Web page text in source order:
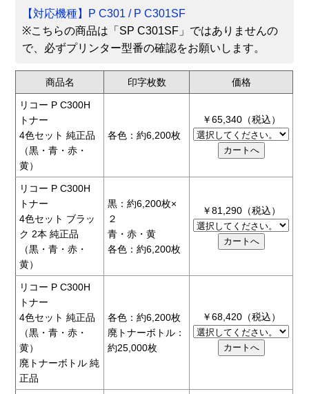
【対応機種】P C301 / P C301SF
※こちらの商品は「SP C301SF」ではありませんの
で、必ずプリンター型番の確認をお願いします。
商品名 印字枚数 価格
リコー P C300H
トナー
4色セット 純正品
（黒・青・赤・
黄）
各色：約6,200枚
￥65,340（税込）
リコー P C300H
トナー
4色セット ブラッ
ク 2本 純正品
（黒・青・赤・
黄）
黒：約6,200枚×
２
青・赤・黄
各色：約6,200枚
￥81,290（税込）
リコー P C300H
トナー
4色セット 純正品
（黒・青・赤・
黄）
廃トナーボトル 純
正品
各色：約6,200枚
廃トナーボトル：
約25,000枚
￥68,420（税込）